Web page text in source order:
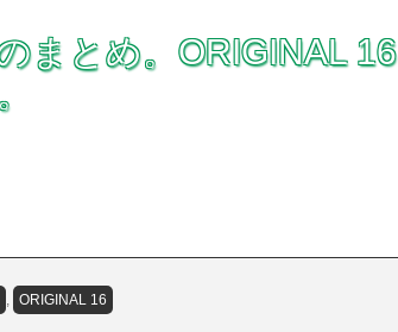
まとめ。ORIGINAL 16
, ORIGINAL 16